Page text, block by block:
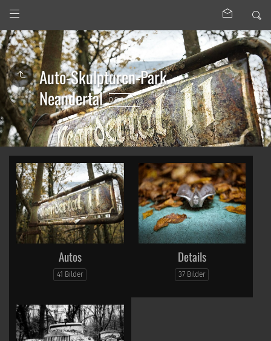
Auto-Skulpturen-Park
Neandertal
09.11.25
Autos
41 Bilder
Details
37 Bilder